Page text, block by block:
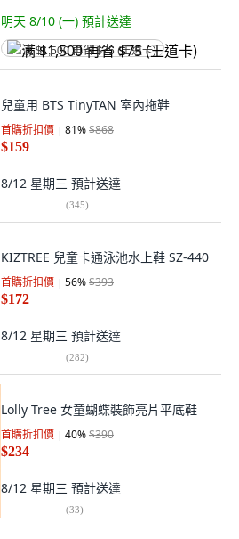
明天 8/10 (一) 預計送達
满 $1,500 再省 $75 (王道卡)
兒童用 BTS TinyTAN 室內拖鞋
首購折扣價 81%$868
$159
8/12 星期三 預計送達
(345)
KIZTREE 兒童卡通泳池水上鞋 SZ-440
首購折扣價 56%$393
$172
8/12 星期三 預計送達
(282)
Lolly Tree 女童蝴蝶裝飾亮片平底鞋
首購折扣價 40%$390
$234
8/12 星期三 預計送達
(33)